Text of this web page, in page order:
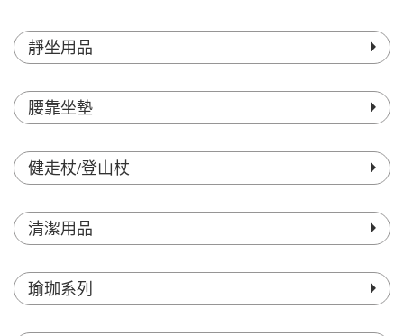
靜坐用品
腰靠坐墊
健走杖/登山杖
清潔用品
瑜珈系列